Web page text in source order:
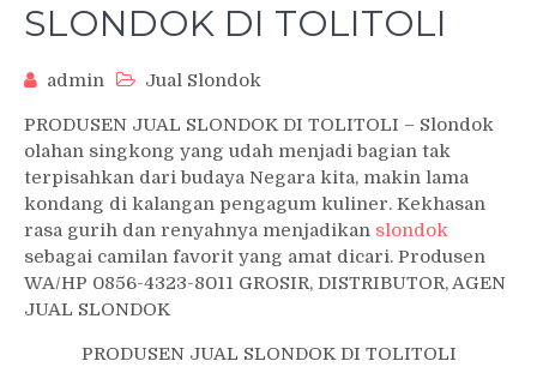
SLONDOK DI TOLITOLI
admin Jual Slondok
PRODUSEN JUAL SLONDOK DI TOLITOLI – Slondok
olahan singkong yang udah menjadi bagian tak
terpisahkan dari budaya Negara kita, makin lama
kondang di kalangan pengagum kuliner. Kekhasan
rasa gurih dan renyahnya menjadikan slondok
sebagai camilan favorit yang amat dicari. Produsen
WA/HP 0856-4323-8011 GROSIR, DISTRIBUTOR, AGEN
JUAL SLONDOK
PRODUSEN JUAL SLONDOK DI TOLITOLI